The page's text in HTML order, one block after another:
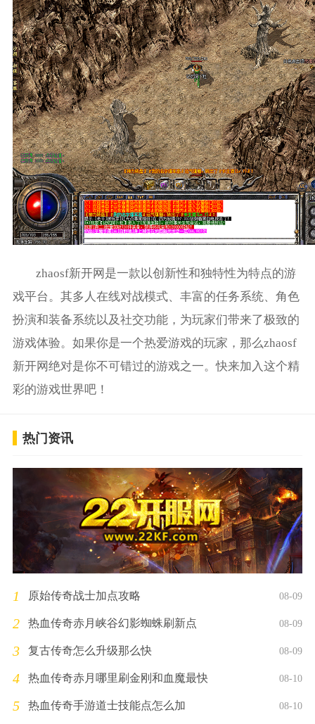
zhaosf新开网是一款以创新性和独特性为特点的游
戏平台。其多人在线对战模式、丰富的任务系统、角色
扮演和装备系统以及社交功能，为玩家们带来了极致的
游戏体验。如果你是一个热爱游戏的玩家，那么zhaosf
新开网绝对是你不可错过的游戏之一。快来加入这个精
彩的游戏世界吧！
热门资讯
1 原始传奇战士加点攻略 08-09
2 热血传奇赤月峡谷幻影蜘蛛刷新点 08-09
3 复古传奇怎么升级那么快 08-09
4 热血传奇赤月哪里刷金刚和血魔最快 08-10
5 热血传奇手游道士技能点怎么加 08-10